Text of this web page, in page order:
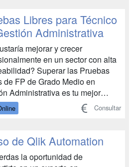
más profunda de Qlik
Nuestro curso más a...
Libres para Técnico
Administrativa
mejorar y crecer
en un sector con alta
Superar las Pruebas
de FP de Grado Medio en
Administrativa es tu mejor
Estas pruebas,
anualmente por las
la titulación oficial que
para comenzar a trabajar. En
Trai...
Consultar
de Qlik Automation
la oportunidad de